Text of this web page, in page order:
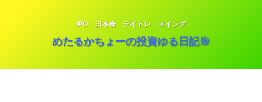
IPO 日本株 デイトレ スイング
めたるかちょーの投資ゆる日記🎯